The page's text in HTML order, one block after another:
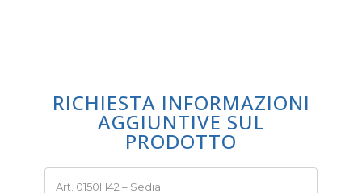
RICHIESTA INFORMAZIONI
AGGIUNTIVE SUL
PRODOTTO